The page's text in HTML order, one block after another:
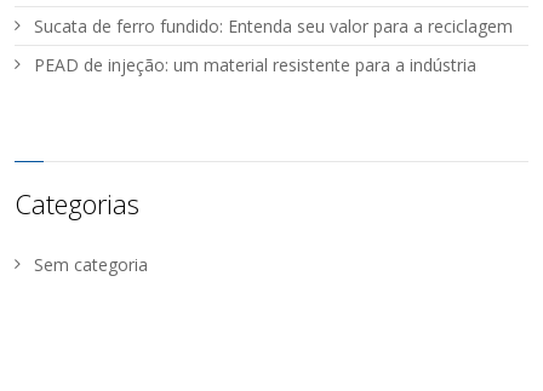
Sucata de ferro fundido: Entenda seu valor para a reciclagem
PEAD de injeção: um material resistente para a indústria
Categorias
Sem categoria